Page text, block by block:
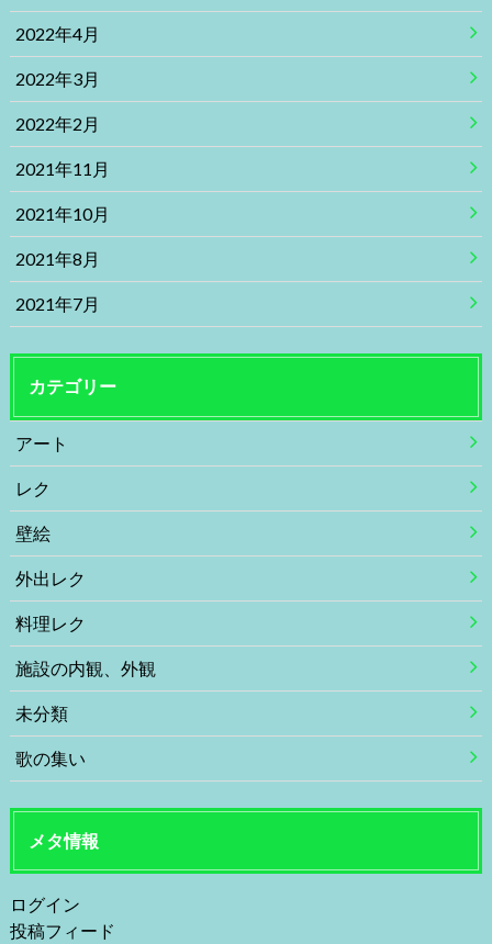
2022年4月
2022年3月
2022年2月
2021年11月
2021年10月
2021年8月
2021年7月
カテゴリー
アート
レク
壁絵
外出レク
料理レク
施設の内観、外観
未分類
歌の集い
メタ情報
ログイン
投稿フィード